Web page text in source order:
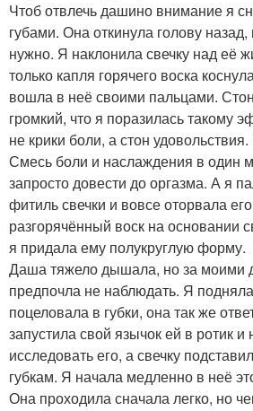
Чтоб отвлечь дашино внимание я
губами. Она откинула голову
нужно. Я наклонила свечку над её
только капля горячего воска
вошла в неё своими пальцами.
громкий, что я поразилась такому
не крики боли, а стон
Смесь боли и наслаждения в один
запросто довести до оргазма. А я
фитиль свечки и вовсе оторвала
разгорячённый воск на основании
я придала ему полукруглую форму.
Даша тяжело дышала, но за моими
предпочла не наблюдать. Я
поцеловала в губки, она так же
запустила свой язычок ей в ротик
исследовать его, а свечку
губкам. Я начала медленно в неё
Она проходила сначала легко, но